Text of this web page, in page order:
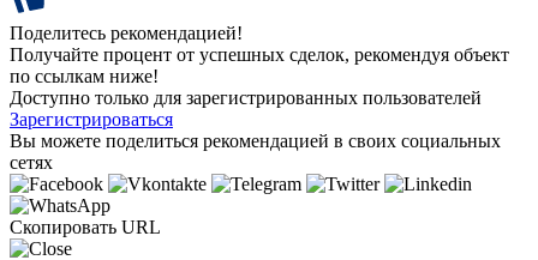
Поделитесь рекомендацией!
Получайте процент от успешных сделок, рекомендуя объект
по ссылкам ниже!
Доступно только для зарегистрированных пользователей
Зарегистрироваться
Вы можете поделиться рекомендацией в своих социальных
сетях
Скопировать URL